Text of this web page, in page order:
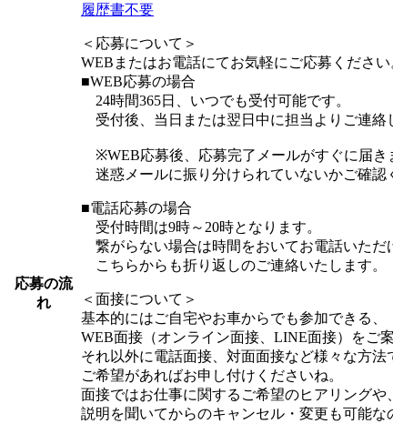
応募の流
れ
履歴書不要
＜応募について＞
WEBまたはお電話にてお気軽にご応募ください
■WEB応募の場合
24時間365日、いつでも受付可能です。
受付後、当日または翌日中に担当よりご連絡
※WEB応募後、応募完了メールがすぐに届き
迷惑メールに振り分けられていないかご確認
■電話応募の場合
受付時間は9時～20時となります。
繋がらない場合は時間をおいてお電話いただ
こちらからも折り返しのご連絡いたします。
＜面接について＞
基本的にはご自宅やお車からでも参加できる、
WEB面接（オンライン面接、LINE面接）をご
それ以外に電話面接、対面面接など様々な方法
ご希望があればお申し付けくださいね。
面接ではお仕事に関するご希望のヒアリングや
説明を聞いてからのキャンセル・変更も可能な